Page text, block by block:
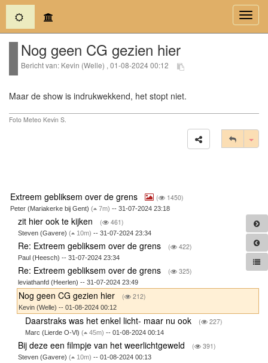
(current)
Nog geen CG gezien hier
Bericht van: Kevin (Welle) , 01-08-2024 00:12
Maar de show is indrukwekkend, het stopt niet.
Foto Meteo Kevin S.
Extreem gebliksem over de grens ( 1450)
Peter (Mariakerke bij Gent) ( 7m) -- 31-07-2024 23:18
zit hier ook te kijken ( 461)
Steven (Gavere) ( 10m) -- 31-07-2024 23:34
Re: Extreem gebliksem over de grens ( 422)
Paul (Heesch) -- 31-07-2024 23:34
Re: Extreem gebliksem over de grens ( 325)
leviathanfd (Heerlen) -- 31-07-2024 23:49
Nog geen CG gezien hier ( 212)
Kevin (Welle) -- 01-08-2024 00:12
Daarstraks was het enkel licht- maar nu ook ( 227)
Marc (Lierde O-Vl)( 45m) -- 01-08-2024 00:14
Bij deze een filmpje van het weerlichtgeweld ( 391)
Steven (Gavere) ( 10m) -- 01-08-2024 00:13